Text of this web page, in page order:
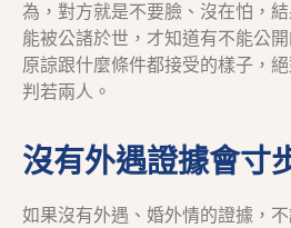
為，對方就是不要臉、沒在怕，
能被公諸於世，才知道有不能公
原諒跟什麼條件都接受的樣子，
判若兩人。
沒有外遇證據會寸
如果沒有外遇、婚外情的證據，